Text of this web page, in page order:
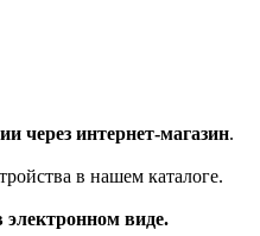
через интернет-магазин.
в нашем каталоге.
электронном виде.